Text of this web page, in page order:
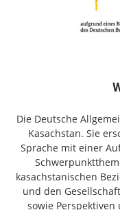
Die Deutsche
Kasachstan. Sie
Sprache mit einer
kasachstanischen
und den
sowie